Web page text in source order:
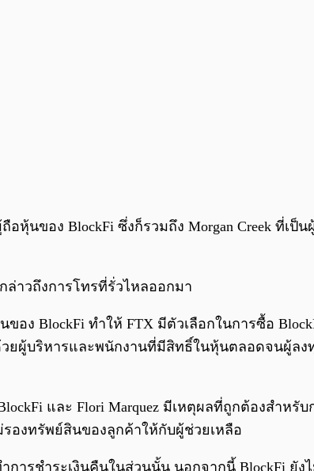
หุ้นของ BlockFi ซึ่งก็รวมถึง Morgan Creek ที่เ
ล่าวถึงการโทรที่รั่วไหลออกมา
อง BlockFi ทำให้ FTX มีตัวเลือกในการซื้อ
ผู้บริหารและพนักงานที่มีสิทธิ์ในหุ้นตลอดจนผู้ล
และ Flori Marquez มีเหตุผลที่ถูกต้องสำหรั
รองทรัพย์สินของลูกค้าให้กับผู้ช่วยเหลือ
การชำระเงินคืนในส่วนนั้น นอกจากนี้ BlockFi ยั